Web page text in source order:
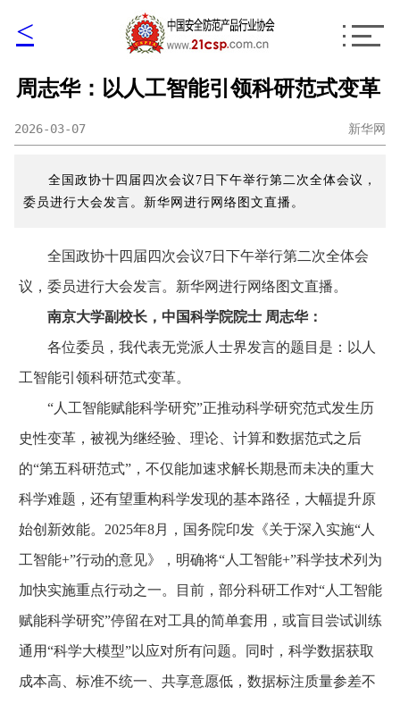
<
周志华：以人工智能引领科研范式变革
2026-03-07 新华网
全国政协十四届四次会议7日下午举行第二次全体会议，
委员进行大会发言。新华网进行网络图文直播。
全国政协十四届四次会议7日下午举行第二次全体会
议，委员进行大会发言。新华网进行网络图文直播。
南京大学副校长，中国科学院院士 周志华：
各位委员，我代表无党派人士界发言的题目是：以人
工智能引领科研范式变革。
“人工智能赋能科学研究”正推动科学研究范式发生历
史性变革，被视为继经验、理论、计算和数据范式之后
的“第五科研范式”，不仅能加速求解长期悬而未决的重大
科学难题，还有望重构科学发现的基本路径，大幅提升原
始创新效能。2025年8月，国务院印发《关于深入实施“人
工智能+”行动的意见》，明确将“人工智能+”科学技术列为
加快实施重点行动之一。目前，部分科研工作对“人工智能
赋能科学研究”停留在对工具的简单套用，或盲目尝试训练
通用“科学大模型”以应对所有问题。同时，科学数据获取
成本高、标准不统一、共享意愿低，数据标注质量参差不